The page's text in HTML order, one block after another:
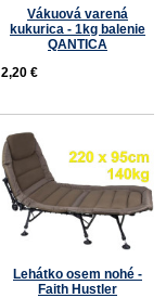
Vákuová varená
kukurica - 1kg balenie
QANTICA
2,20 €
Lehátko osem nohé -
Faith Hustler